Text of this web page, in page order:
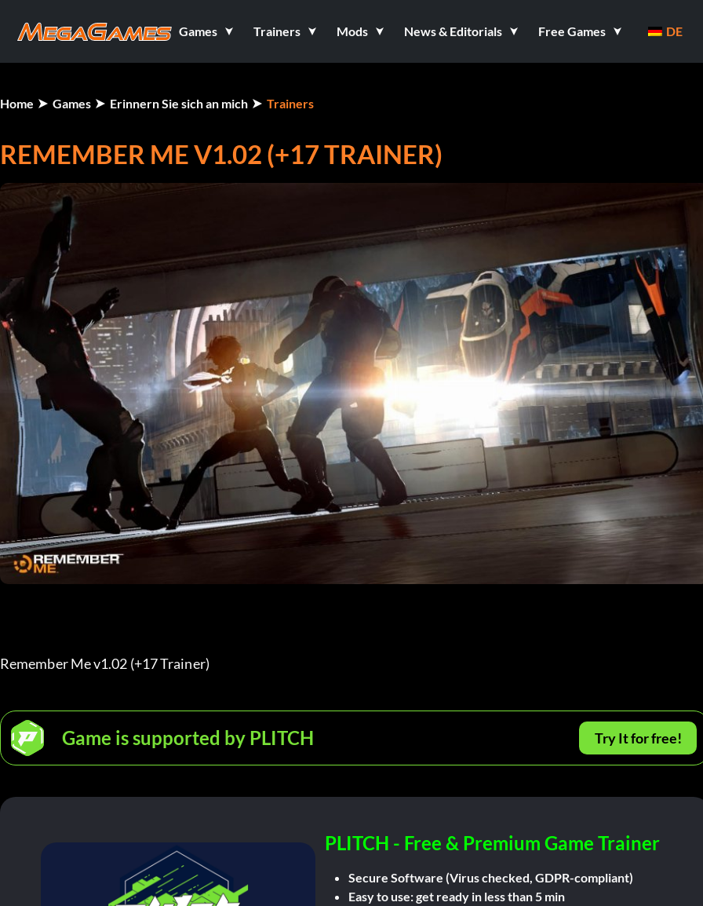
Games Trainers Mods News & Editorials Free Games DE
Home Games Erinnern Sie sich an mich Trainers
REMEMBER ME V1.02 (+17 TRAINER)
Remember Me v1.02 (+17 Trainer)
Game is supported by PLITCH Try It for free!
PLITCH - Free & Premium Game Trainer
Secure Software (Virus checked, GDPR-compliant)
Easy to use: get ready in less than 5 min